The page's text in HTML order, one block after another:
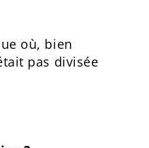
où, bien
pas divisée